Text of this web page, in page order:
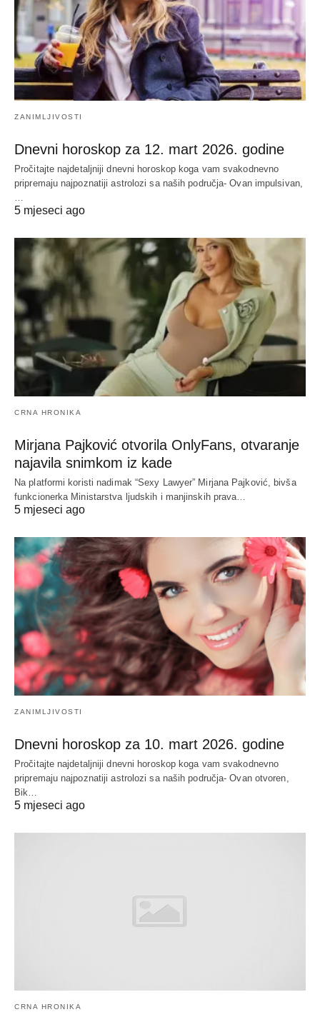
ZANIMLJIVOSTI
Dnevni horoskop za 12. mart 2026. godine
Pročitajte najdetaljniji dnevni horoskop koga vam svakodnevno
pripremaju najpoznatiji astrolozi sa naših područja- Ovan impulsivan,
…
5 mjeseci ago
CRNA HRONIKA
Mirjana Pajković otvorila OnlyFans, otvaranje
najavila snimkom iz kade
Na platformi koristi nadimak “Sexy Lawyer” Mirjana Pajković, bivša
funkcionerka Ministarstva ljudskih i manjinskih prava…
5 mjeseci ago
ZANIMLJIVOSTI
Dnevni horoskop za 10. mart 2026. godine
Pročitajte najdetaljniji dnevni horoskop koga vam svakodnevno
pripremaju najpoznatiji astrolozi sa naših područja- Ovan otvoren,
Bik…
5 mjeseci ago
CRNA HRONIKA